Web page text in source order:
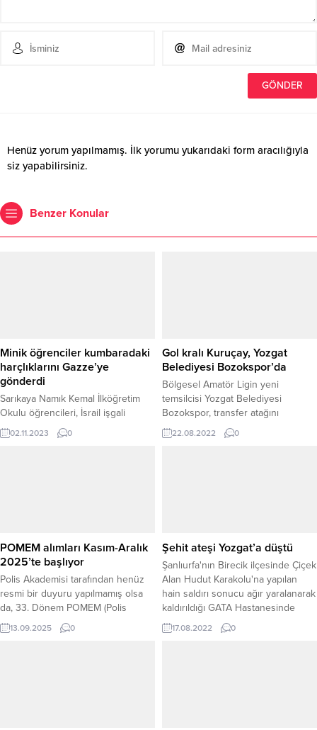
Henüz yorum yapılmamış. İlk yorumu yukarıdaki form aracılığıyla
siz yapabilirsiniz.
Benzer Konular
Minik öğrenciler kumbaradaki
harçlıklarını Gazze’ye
gönderdi
Sarıkaya Namık Kemal İlköğretim
Okulu öğrencileri, İsrail işgali
altındaki Filistinli mazlumların
yardımına koştu
02.11.2023 0
Gol kralı Kuruçay, Yozgat
Belediyesi Bozokspor’da
Bölgesel Amatör Ligin yeni
temsilcisi Yozgat Belediyesi
Bozokspor, transfer atağını
sürdürüyor. Kırmızı Siyahlı ekip, dış
transferde 2021-2022 Bölgesel
22.08.2022 0
POMEM alımları Kasım-Aralık
2025’te başlıyor
Polis Akademisi tarafından henüz
resmi bir duyuru yapılmamış olsa
da, 33. Dönem POMEM (Polis
Meslek Eğitim Merkezi) öğrenci
alımlarının Kasım – Aralık 2025
13.09.2025 0
Şehit ateşi Yozgat’a düştü
Şanlıurfa'nın Birecik ilçesinde Çiçek
Alan Hudut Karakolu'na yapılan
hain saldırı sonucu ağır yaralanarak
kaldırıldığı GATA Hastanesinde
Şehit düşen Piyade Sözleşmeli Er
Enes Gazi Özdemir’in acı haberi
17.08.2022 0